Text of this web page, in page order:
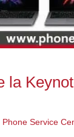
la
Phone Service